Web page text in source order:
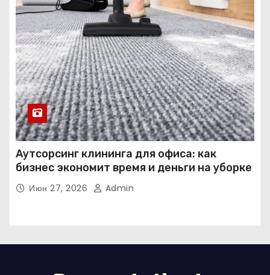
Аутсорсинг клининга для офиса: как
бизнес экономит время и деньги на уборке
Июн 27, 2026 Admin